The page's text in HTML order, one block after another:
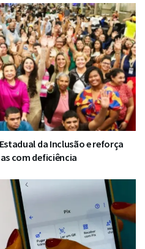
da Inclusão e reforça
com deficiência